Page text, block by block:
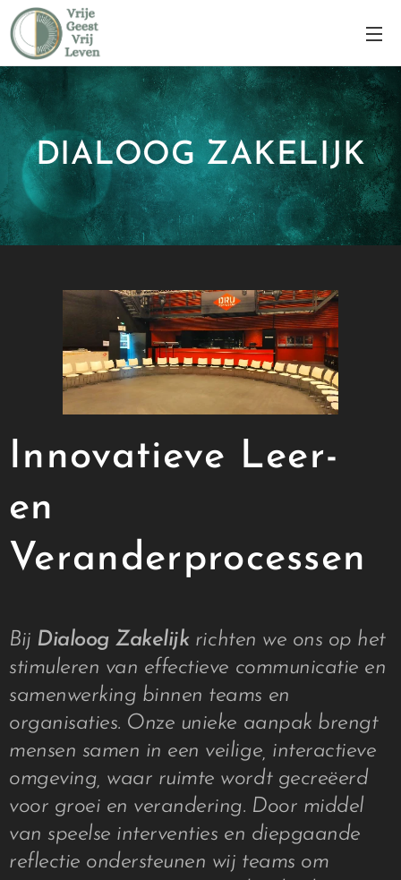
DIALOOG ZAKELIJK
Innovatieve Leer-
en
Veranderprocessen
Bij Dialoog Zakelijk richten we ons op het
stimuleren van effectieve communicatie en
samenwerking binnen teams en
organisaties. Onze unieke aanpak brengt
mensen samen in een veilige, interactieve
omgeving, waar ruimte wordt gecreëerd
voor groei en verandering. Door middel
van speelse interventies en diepgaande
reflectie ondersteunen wij teams om